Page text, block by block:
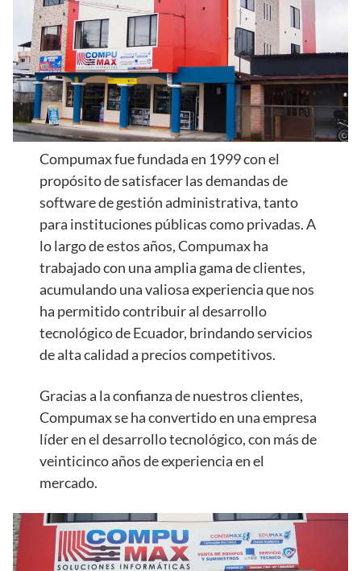
Compumax fue fundada en 1999 con el
propósito de satisfacer las demandas de
software de gestión administrativa, tanto
para instituciones públicas como privadas. A
lo largo de estos años, Compumax ha
trabajado con una amplia gama de clientes,
acumulando una valiosa experiencia que nos
ha permitido contribuir al desarrollo
tecnológico de Ecuador, brindando servicios
de alta calidad a precios competitivos.
Gracias a la confianza de nuestros clientes,
Compumax se ha convertido en una empresa
líder en el desarrollo tecnológico, con más de
veinticinco años de experiencia en el
mercado.